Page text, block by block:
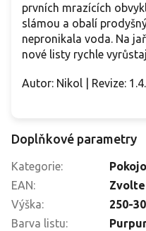
prvních mrazících
slámou a obalí
nepronikala voda. Na
nové listy rychle
Autor: Nikol | Revize:
Doplňkové parametry
Kategorie:
EAN:
Výška:
250-
Barva listu: